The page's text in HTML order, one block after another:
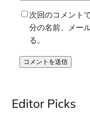
次回のコメント
分の名前、メー
る。
Editor Picks